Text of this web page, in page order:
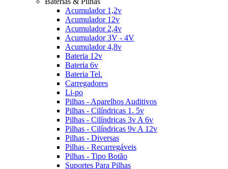
Acumulador 1,2v
Acumulador 12v
Acumulador 2,4v
Acumulador 3V - 4V
Acumulador 4,8v
Bateria 12v
Bateria 6v
Bateria Tel.
Carregadores
Li-po
Pilhas - Aparelhos Auditivos
Pilhas - Cilíndricas 1. 5v
Pilhas - Cilíndricas 3v A 6v
Pilhas - Cilíndricas 9v A 12v
Pilhas - Diversas
Pilhas - Recarregáveis
Pilhas - Tipo Botão
Suportes Para Pilhas